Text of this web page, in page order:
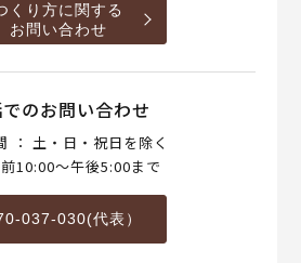
くり方に関する
お問い合わせ
のお問い合わせ
： 土・日・祝日を除く
10:00～午後5:00まで
037-030(代表）